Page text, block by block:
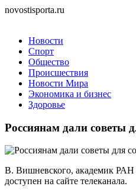
novostisporta.ru
Новости
Спорт
Общество
Происшествия
Новости Мира
Экономика и бизнес
Здоровье
Россиянам дали советы
В. Вишневского, академик РАН
доступен на сайте телеканала.